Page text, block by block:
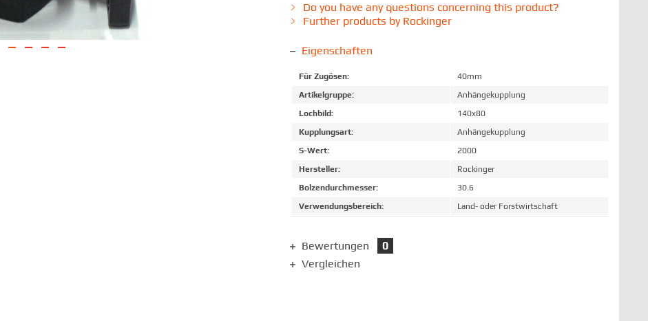
Do you have any questions concerning this product?
Further products by Rockinger
Eigenschaften
Für Zugösen:
40mm
Artikelgruppe:
Anhängekupplung
Lochbild:
140x80
Kupplungsart:
Anhängekupplung
S-Wert:
2000
Hersteller:
Rockinger
Bolzendurchmesser:
30.6
Verwendungsbereich:
Land- oder Forstwirtschaft
Bewertungen
0
Vergleichen